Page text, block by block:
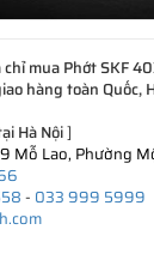
chỉ mua Phớt SKF
hàng toàn Quốc,
Hà Nội]
Mỗ Lao, Phường
- 033 999 5999